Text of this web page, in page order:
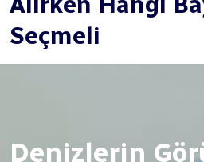
Seçmeli
Denizlerin